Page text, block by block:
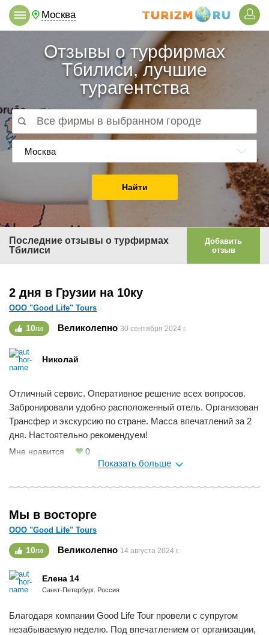
Москва
Отзывы о турфирмах
Тбилиси, лучшие
турагентства
Москва
Найти
Последние отзывы о турфирмах
Тбилиси
Добавить
отзыв
2 дня в Грузии на 10ку
ООО "Good Life" Tours
10/10 Великолепно 30 сентября 2024 г.
Николай
Отличный сервис. Оперативное решение всех вопросов.
Забронировали удобно расположенный отель. Организован
Трансфер и экскурсию по стране. Масса впечатлений за 2
дня. Настоятельно рекомендуем!
Мне нравится 0
Показать больше
Мы в восторге
ООО "Good Life" Tours
10/10 Великолепно 14 августа 2024 г.
Елена 14
Санкт-Петербург. Россия
Благодаря компании Good Life Tour провели с супругом
незабываемую неделю. Под впечатлением от организации,